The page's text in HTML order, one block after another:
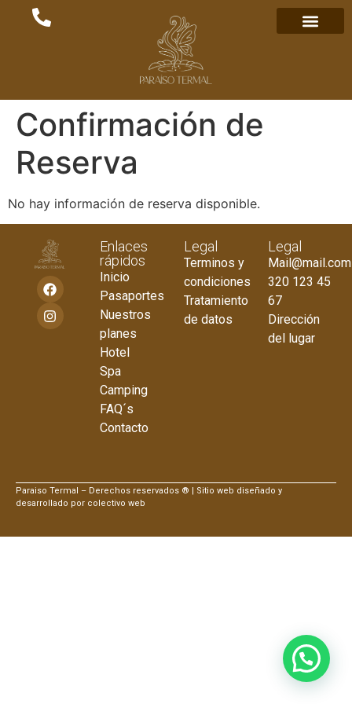
Confirmación de
Reserva
No hay información de reserva disponible.
Enlaces
rápidos
Inicio
Pasaportes
Nuestros
planes
Hotel
Spa
Camping
FAQ´s
Contacto
Legal
Terminos y
condiciones
Tratamiento
de datos
Legal
Mail@mail.com
320 123 45
67
Dirección
del lugar
Paraiso Termal – Derechos reservados ® | Sitio web diseñado y
desarrollado por colectivo web